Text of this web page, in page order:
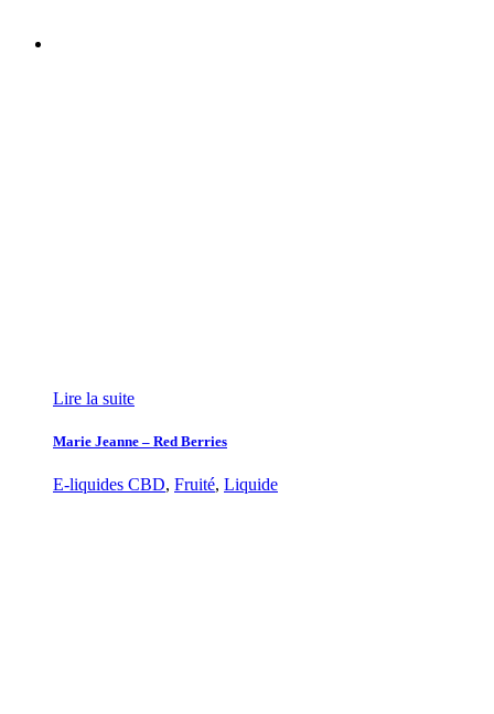
Lire la suite
Marie Jeanne – Red Berries
E-liquides CBD, Fruité, Liquide